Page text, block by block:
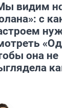
видим
с
она не
как